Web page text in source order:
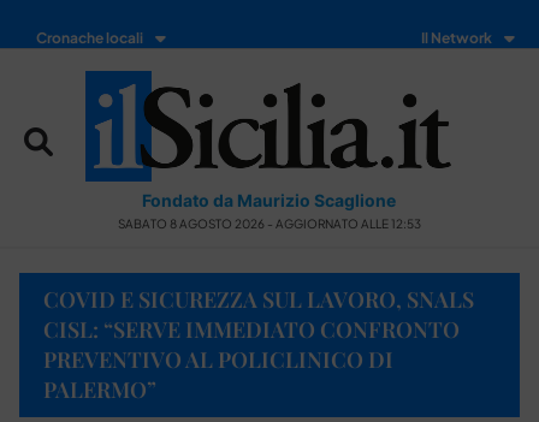
Cronache locali Il Network
Fondato da Maurizio Scaglione
SABATO 8 AGOSTO 2026 - AGGIORNATO ALLE 12:53
COVID E SICUREZZA SUL LAVORO, SNALS
CISL: “SERVE IMMEDIATO CONFRONTO
PREVENTIVO AL POLICLINICO DI
PALERMO”